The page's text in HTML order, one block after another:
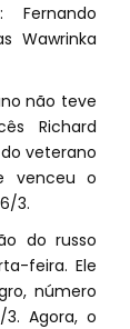
Wawrinka
não teve
Richard
veterano
venceu o
3.
do russo
feira. Ele
número
Agora, o